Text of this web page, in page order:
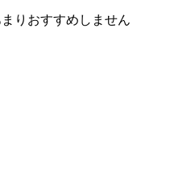
りおすすめしません